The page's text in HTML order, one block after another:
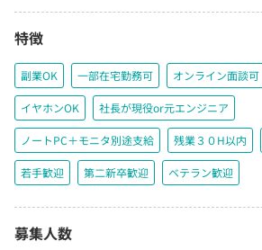
特徴
副業OK 一部在宅勤務可 オンライン面談可
イヤホンOK 社長が現役or元エンジニア
ノートPC＋モニタ別途支給 残業３０H以内
若手歓迎 第二新卒歓迎 ベテラン歓迎
募集人数